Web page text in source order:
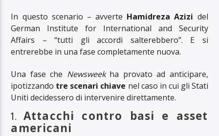
In questo scenario – avverte Hamidreza Azizi del
German Institute for International and Security
Affairs – “tutti gli accordi salterebbero”. E si
entrerebbe in una fase completamente nuova.
Una fase che Newsweekha provato ad anticipare,
ipotizzando tre scenari chiave nel caso in cui gli Stati
Uniti decidessero di intervenire direttamente.
1.Attacchi contro basi e asset
americani